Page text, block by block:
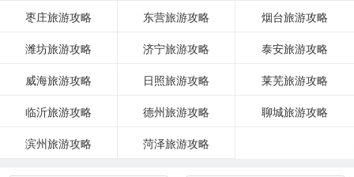
枣庄旅游攻略
东营旅游攻略
烟台旅游攻略
潍坊旅游攻略
济宁旅游攻略
泰安旅游攻略
威海旅游攻略
日照旅游攻略
莱芜旅游攻略
临沂旅游攻略
德州旅游攻略
聊城旅游攻略
滨州旅游攻略
菏泽旅游攻略